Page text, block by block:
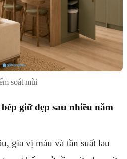
soát mùi
giữ đẹp sau nhiều năm
gia vị màu và tần suất lau